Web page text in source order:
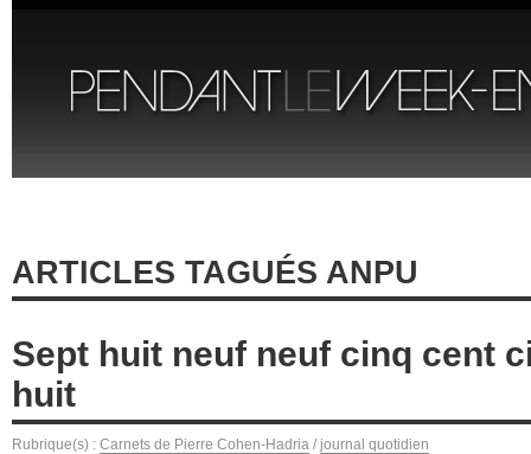
ARTICLES TAGUÉS ANPU
Sept huit neuf neuf cinq cent
huit
Rubrique(s) : Carnets de Pierre Cohen-Hadria / journal quotidien